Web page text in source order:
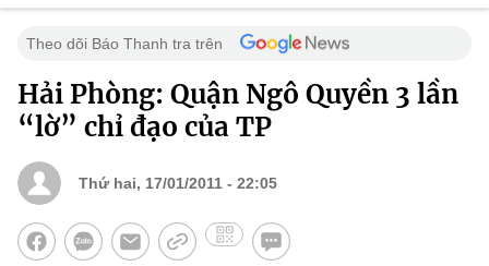
Theo dõi Báo Thanh tra trên
Hải Phòng: Quận Ngô Quyền 3 lần
“lờ” chỉ đạo của TP
Thứ hai, 17/01/2011 - 22:05